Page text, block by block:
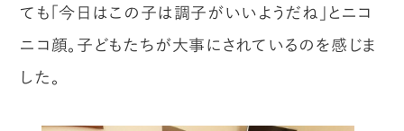
ても「今日はこの子は調子がいいようだね」とニコ
ニコ顔。子どもたちが大事にされているのを感じま
した。